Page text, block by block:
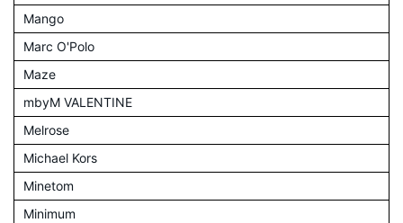
Mango
Marc O'Polo
Maze
mbyM VALENTINE
Melrose
Michael Kors
Minetom
Minimum